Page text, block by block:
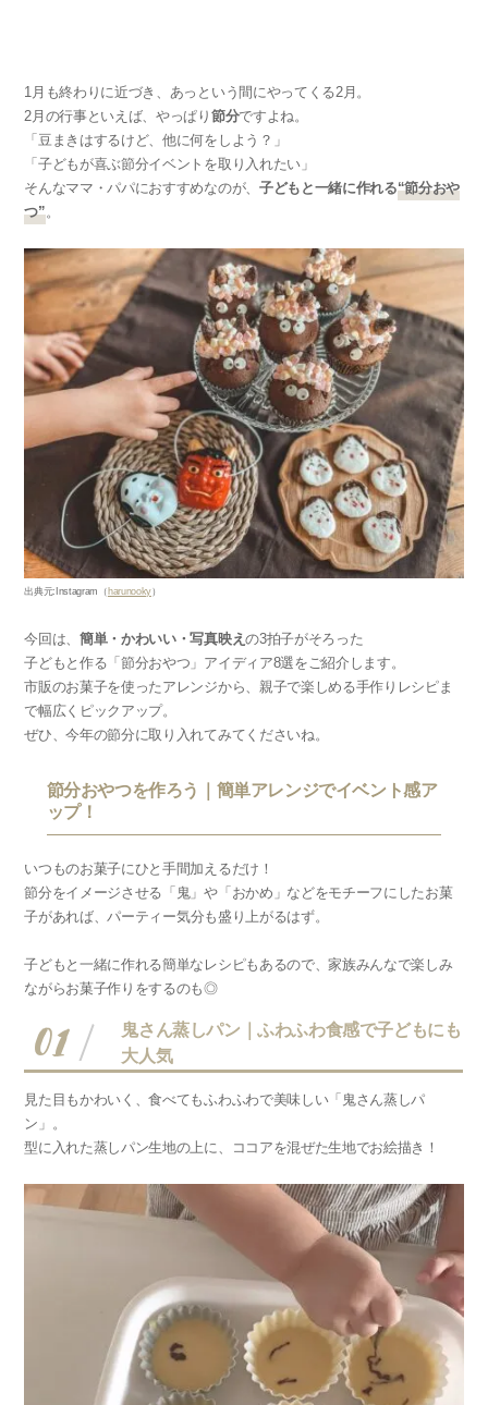
1月も終わりに近づき、あっという間にやってくる2月。
2月の行事といえば、やっぱり 節分ですよね。
「豆まきはするけど、他に何をしよう？」
「子どもが喜ぶ節分イベントを取り入れたい」
そんなママ・パパにおすすめなのが、 子どもと一緒に作れる“節分おや
つ”。
出典元:Instagram （ harunooky）
今回は、簡単・かわいい・写真映えの3拍子がそろった
子どもと作る「節分おやつ」アイディア8選をご紹介します。
市販のお菓子を使ったアレンジから、親子で楽しめる手作りレシピま
で幅広くピックアップ。
ぜひ、今年の節分に取り入れてみてくださいね。
節分おやつを作ろう｜簡単アレンジでイベント感ア
ップ！
いつものお菓子にひと手間加えるだけ！
節分をイメージさせる「鬼」や「おかめ」などをモチーフにしたお菓
子があれば、パーティー気分も盛り上がるはず。
子どもと一緒に作れる簡単なレシピもあるので、家族みんなで楽しみ
ながらお菓子作りをするのも◎
01
鬼さん蒸しパン｜ふわふわ食感で子どもにも
大人気
見た目もかわいく、食べてもふわふわで美味しい「鬼さん蒸しパ
ン」。
型に入れた蒸しパン生地の上に、ココアを混ぜた生地でお絵描き！